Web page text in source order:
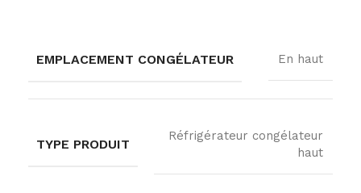
EMPLACEMENT CONGÉLATEUR En haut
TYPE PRODUIT
Réfrigérateur congélateur
haut